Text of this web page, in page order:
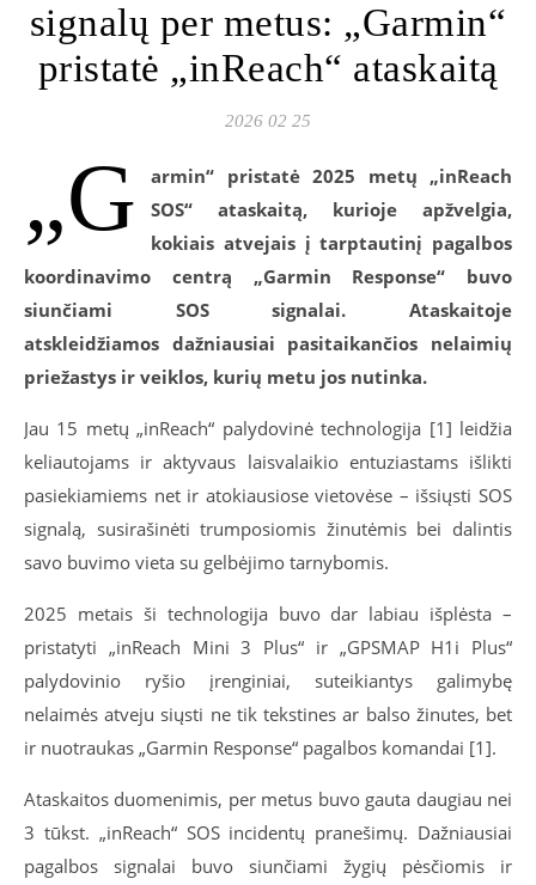
signalų per metus: „Garmin“
pristatė „inReach“ ataskaitą
2026 02 25
„G armin“ pristatė 2025 metų „inReach
SOS“ ataskaitą, kurioje apžvelgia,
kokiais atvejais į tarptautinį pagalbos
koordinavimo centrą „Garmin Response“ buvo
siunčiami SOS signalai. Ataskaitoje
atskleidžiamos dažniausiai pasitaikančios nelaimių
priežastys ir veiklos, kurių metu jos nutinka.
Jau 15 metų „inReach“ palydovinė technologija [1] leidžia
keliautojams ir aktyvaus laisvalaikio entuziastams išlikti
pasiekiamiems net ir atokiausiose vietovėse – išsiųsti SOS
signalą, susirašinėti trumposiomis žinutėmis bei dalintis
savo buvimo vieta su gelbėjimo tarnybomis.
2025 metais ši technologija buvo dar labiau išplėsta –
pristatyti „inReach Mini 3 Plus“ ir „GPSMAP H1i Plus“
palydovinio ryšio įrenginiai, suteikiantys galimybę
nelaimės atveju siųsti ne tik tekstines ar balso žinutes, bet
ir nuotraukas „Garmin Response“ pagalbos komandai [1].
Ataskaitos duomenimis, per metus buvo gauta daugiau nei
3 tūkst. „inReach“ SOS incidentų pranešimų. Dažniausiai
pagalbos signalai buvo siunčiami žygių pėsčiomis ir